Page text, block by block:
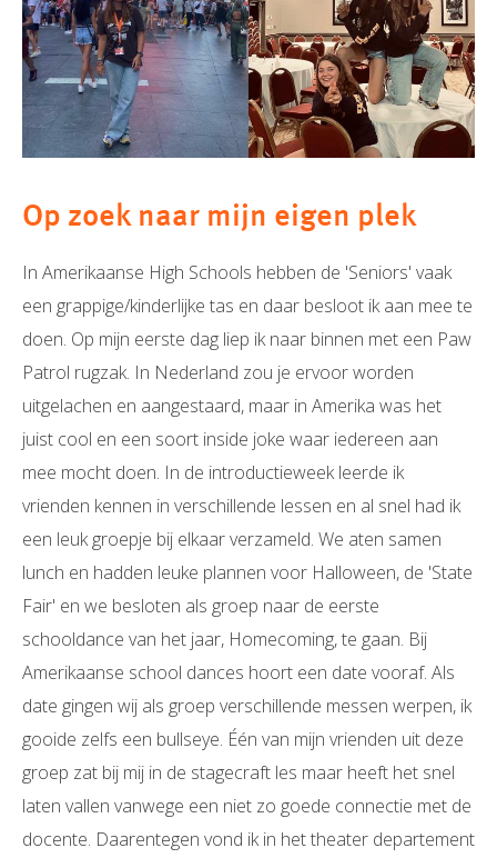
Op zoek naar mijn eigen plek
In Amerikaanse High Schools hebben de 'Seniors' vaak
een grappige/kinderlijke tas en daar besloot ik aan mee te
doen. Op mijn eerste dag liep ik naar binnen met een Paw
Patrol rugzak. In Nederland zou je ervoor worden
uitgelachen en aangestaard, maar in Amerika was het
juist cool en een soort inside joke waar iedereen aan
mee mocht doen. In de introductieweek leerde ik
vrienden kennen in verschillende lessen en al snel had ik
een leuk groepje bij elkaar verzameld. We aten samen
lunch en hadden leuke plannen voor Halloween, de 'State
Fair' en we besloten als groep naar de eerste
schooldance van het jaar, Homecoming, te gaan. Bij
Amerikaanse school dances hoort een date vooraf. Als
date gingen wij als groep verschillende messen werpen, ik
gooide zelfs een bullseye. Één van mijn vrienden uit deze
groep zat bij mij in de stagecraft les maar heeft het snel
laten vallen vanwege een niet zo goede connectie met de
docente. Daarentegen vond ik in het theater departement